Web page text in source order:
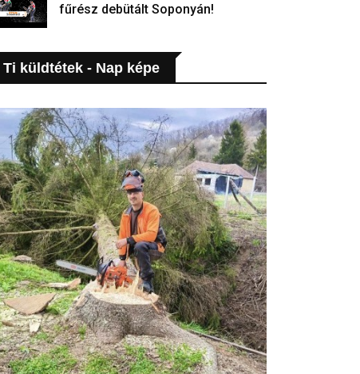
fűrész debütált Soponyán!
Ti küldtétek - Nap képe